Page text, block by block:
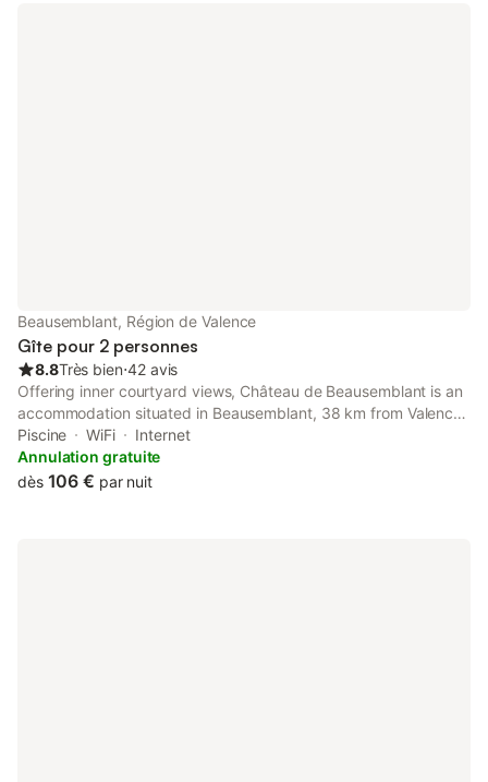
Beausemblant, Région de Valence
Gîte pour 2 personnes
8.8Très bien⋅42 avis
Offering inner courtyard views, Château de Beausemblant is an
accommodation situated in Beausemblant, 38 km from Valence
Parc Expo and 40 km from Vienne Train Station. It is set 41 km
from Vienne Roman Theater and offers luggage storage space.
Piscine WiFi
Internet
Annulation gratuite
dès 106 € par nuit